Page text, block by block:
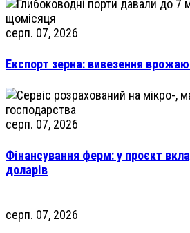
серп. 07, 2026
Експорт зерна: вивезення
серп. 07, 2026
Фінансування ферм: у проєкт
доларів
серп. 07, 2026